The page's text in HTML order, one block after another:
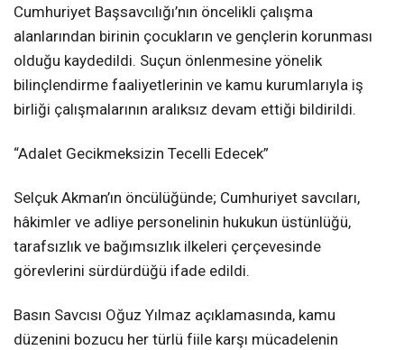
Cumhuriyet Başsavcılığı’nın öncelikli çalışma
alanlarından birinin çocukların ve gençlerin korunması
olduğu kaydedildi. Suçun önlenmesine yönelik
bilinçlendirme faaliyetlerinin ve kamu kurumlarıyla iş
birliği çalışmalarının aralıksız devam ettiği bildirildi.
“Adalet Gecikmeksizin Tecelli Edecek”
Selçuk Akman’ın öncülüğünde; Cumhuriyet savcıları,
hâkimler ve adliye personelinin hukukun üstünlüğü,
tarafsızlık ve bağımsızlık ilkeleri çerçevesinde
görevlerini sürdürdüğü ifade edildi.
Basın Savcısı Oğuz Yılmaz açıklamasında, kamu
düzenini bozucu her türlü fiile karşı mücadelenin